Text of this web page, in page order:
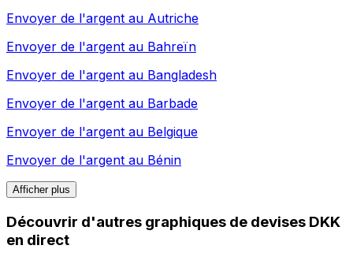
Envoyer de l'argent au Autriche
Envoyer de l'argent au Bahreïn
Envoyer de l'argent au Bangladesh
Envoyer de l'argent au Barbade
Envoyer de l'argent au Belgique
Envoyer de l'argent au Bénin
Afficher plus
Découvrir d'autres graphiques de devises DKK
en direct